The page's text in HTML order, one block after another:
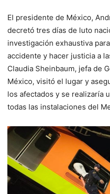
El presidente de México,
decretó tres días de luto
investigación exhaustiva
accidente y hacer justicia a
Claudia Sheinbaum, jefa de
México, visitó el lugar y
los afectados y se realizaría
todas las instalaciones del